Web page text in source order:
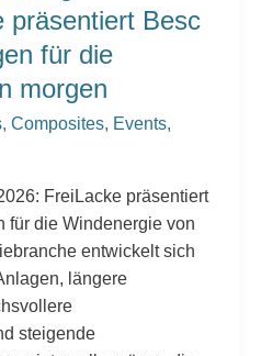
präsentiert Besc
für die
morgen
, Composites, Events,
FreiLacke präsentiert
für die Windenergie von
entwickelt sich
längere
steigende